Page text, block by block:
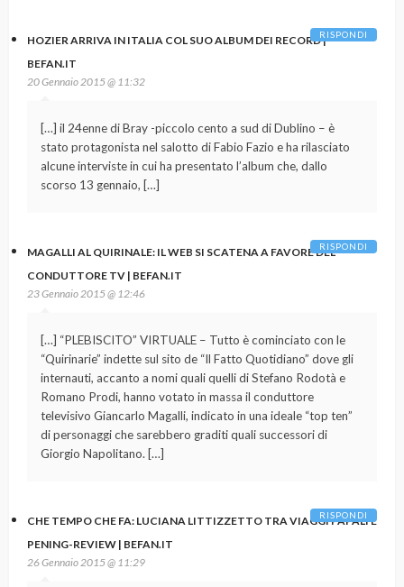
HOZIER ARRIVA IN ITALIA COL SUO ALBUM DEI RECORD |
BEFAN.IT
20 Gennaio 2015 @ 11:32
[…] il 24enne di Bray -piccolo cento a sud di Dublino – è
stato protagonista nel salotto di Fabio Fazio e ha rilasciato
alcune interviste in cui ha presentato l’album che, dallo
scorso 13 gennaio, […]
RISPONDI
MAGALLI AL QUIRINALE: IL WEB SI SCATENA A FAVORE DEL
CONDUTTORE TV | BEFAN.IT
23 Gennaio 2015 @ 12:46
[…] “PLEBISCITO” VIRTUALE – Tutto è cominciato con le
“Quirinarie” indette sul sito de “Il Fatto Quotidiano” dove gli
internauti, accanto a nomi quali quelli di Stefano Rodotà e
Romano Prodi, hanno votato in massa il conduttore
televisivo Giancarlo Magalli, indicato in una ideale “top ten”
di personaggi che sarebbero graditi quali successori di
Giorgio Napolitano. […]
RISPONDI
CHE TEMPO CHE FA: LUCIANA LITTIZZETTO TRA VIAGGI PAPALI E
PENING-REVIEW | BEFAN.IT
26 Gennaio 2015 @ 11:29
RISPONDI